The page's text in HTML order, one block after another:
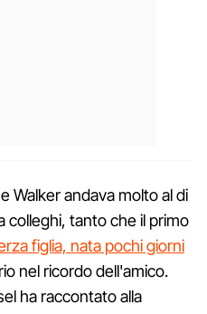
Walker andava molto al di
colleghi, tanto che il primo
figlia, nata pochi giorni
nel ricordo dell'amico.
ha raccontato alla